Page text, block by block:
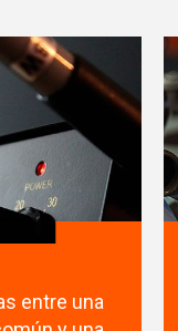
entre una